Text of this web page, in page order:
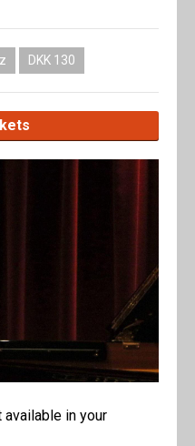
DKK 130
in your